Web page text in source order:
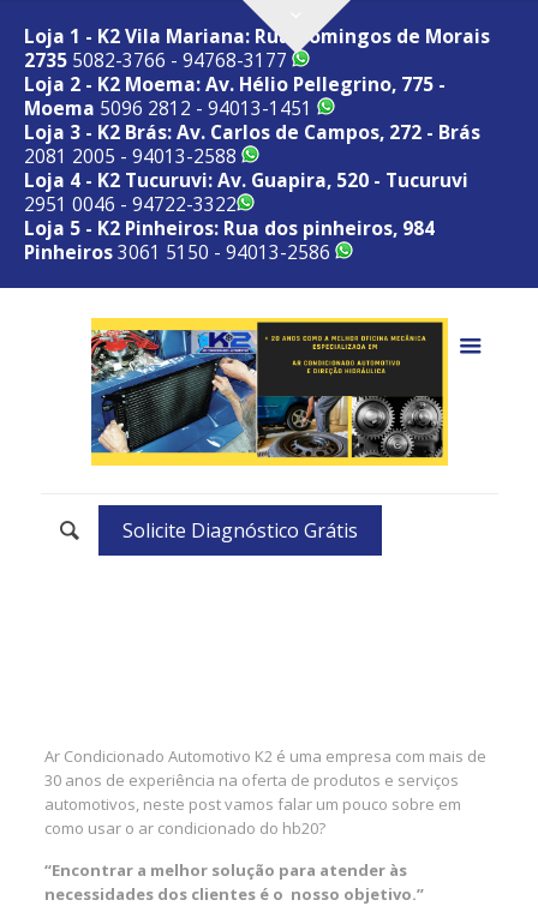
Loja 1 - K2 Vila Mariana: Rua Domingos de Morais
2735 5082-3766 - 94768-3177
Loja 2 - K2 Moema: Av. Hélio Pellegrino, 775 -
Moema 5096 2812 - 94013-1451
Loja 3 - K2 Brás: Av. Carlos de Campos, 272 - Brás
2081 2005 - 94013-2588
Loja 4 - K2 Tucuruvi: Av. Guapira, 520 - Tucuruvi
2951 0046 - 94722-3322
Loja 5 - K2 Pinheiros: Rua dos pinheiros, 984
Pinheiros3061 5150 - 94013-2586
Solicite Diagnóstico Grátis
Ar Condicionado Automotivo K2 é uma empresa com mais de
30 anos de experiência na oferta de produtos e serviços
automotivos, neste post vamos falar um pouco sobre em
como usar o ar condicionado do hb20?
“Encontrar a melhor solução para atender às
necessidades dos clientes é o nosso objetivo.”